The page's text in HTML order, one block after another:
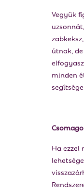
Vegyük
útnak,
minden
Ha